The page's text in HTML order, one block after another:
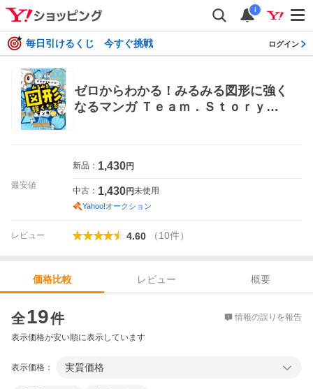
i
毎日引けるくじ 今すぐ挑戦 ログイン
ゼロからわかる！みるみる図形に強く
なるマンガ Ｔｅａｍ．ＳｔｏｒｙＧ
最安値
新品： 1,430円
中古： 1,430円未使用
Yahoo!オークション
レビュー 4.60 （10件）
価格比較 レビュー
概要
全19件 情報の誤りを報告
表示価格が安い順に表示しています
表示価格： 実質価格